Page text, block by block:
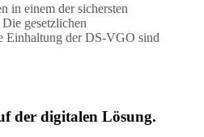
in einem der sichersten
gesetzlichen
Einhaltung der DS-VGO sind
der digitalen Lösung.